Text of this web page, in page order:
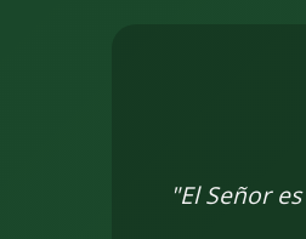
"El Señor